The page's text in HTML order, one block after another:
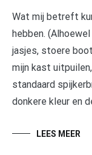
Wat mij betreft
hebben.
jasjes, stoere
mijn kast
standaard
donkere kleur en
LEES MEER